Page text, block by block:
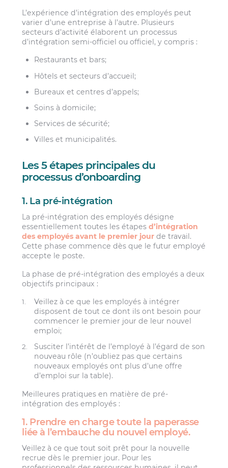
L’expérience d’intégration des employés peut
varier d’une entreprise à l’autre. Plusieurs
secteurs d’activité élaborent un processus
d’intégration semi-officiel ou officiel, y compris :
Restaurants et bars;
Hôtels et secteurs d’accueil;
Bureaux et centres d’appels;
Soins à domicile;
Services de sécurité;
Villes et municipalités.
Les 5 étapes principales du
processus d’onboarding
1. La pré-intégration
La pré-intégration des employés désigne
essentiellement toutes les étapesd’intégration
des employés avant le premier jour de travail.
Cette phase commence dès que le futur employé
accepte le poste.
La phase de pré-intégration des employés a deux
objectifs principaux :
Veillez à ce que les employés à intégrer
disposent de tout ce dont ils ont besoin pour
commencer le premier jour de leur nouvel
emploi;
Susciter l’intérêt de l’employé à l’égard de son
nouveau rôle (n’oubliez pas que certains
nouveaux employés ont plus d’une offre
d’emploi sur la table).
Meilleures pratiques en matière de pré-
intégration des employés :
1. Prendre en charge toute la paperasse
liée à l’embauche du nouvel employé.
Veillez à ce que tout soit prêt pour la nouvelle
recrue dès le premier jour. Pour les